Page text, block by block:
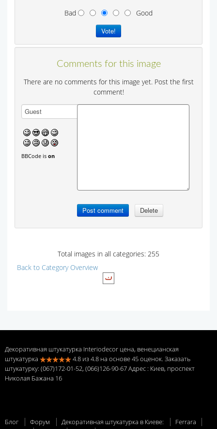
Bad Good
Comments for this image
There are no comments for this image yet. Post the first
comment!
BBCode ison
Total images in all categories: 255
Back to Category Overview
Декоративная штукатурка Interiodecor цена, венецианская
штукатурка
4.8 из4.8 на основе45оценок. Заказать
штукатурку: (067)172-01-52, (066)126-90-67 Адрес : Киев, проспект
Николая Бажана 16
Блог Форум Декоративная штукатурка в Киеве:
Ferrara